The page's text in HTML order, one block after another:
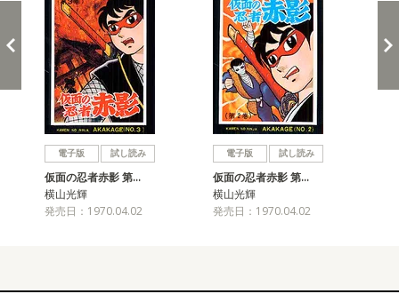
電子版 試し読み
仮面の忍者赤影 第…
横山光輝
発売日：1970.04.02
電子版 試し読み
仮面の忍者赤影 第…
横山光輝
発売日：1970.04.02